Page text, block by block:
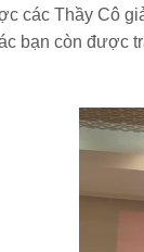
các Thầy Cô
bạn còn được